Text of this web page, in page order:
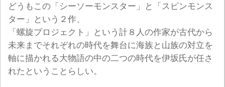
どうもこの「シーソーモンスター」と「スピンモンス
ター」という２作、
「螺旋プロジェクト」という計８人の作家が古代から
未来までそれぞれの時代を舞台に海族と山族の対立を
軸に描かれる大物語の中の二つの時代を伊坂氏が任さ
れたということらしい。